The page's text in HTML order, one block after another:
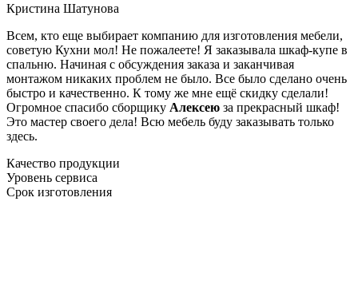
Кристина Шатунова
Всем, кто еще выбирает компанию для изготовления мебели,
советую Кухни мол! Не пожалеете! Я заказывала шкаф-купе в
спальню. Начиная с обсуждения заказа и заканчивая
монтажом никаких проблем не было. Все было сделано очень
быстро и качественно. К тому же мне ещё скидку сделали!
Огромное спасибо сборщику Алексею за прекрасный шкаф!
Это мастер своего дела! Всю мебель буду заказывать только
здесь.
Качество продукции
Уровень сервиса
Срок изготовления